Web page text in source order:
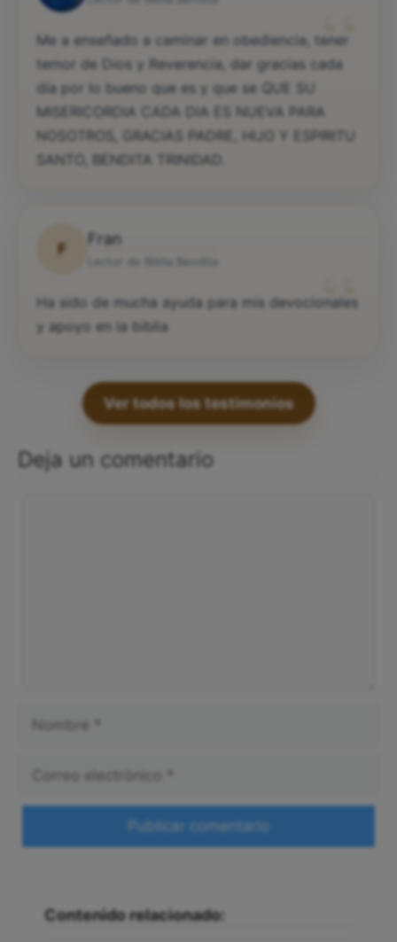
“
Me a enseñado a caminar en obediencia, tener
temor de Dios y Reverencia, dar gracias cada
día por lo bueno que es y que se QUE SU
MISERICORDIA CADA DIA ES NUEVA PARA
NOSOTROS, GRACIAS PADRE, HIJO Y ESPIRITU
SANTO, BENDITA TRINIDAD.
F
Fran
“
Ha sido de mucha ayuda para mis devocionales
y apoyo en la biblia
Ver todos los testimonios
Deja un comentario
Contenido relacionado: